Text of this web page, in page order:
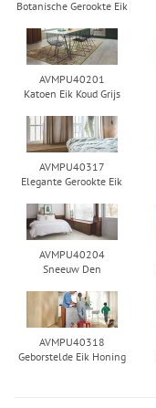
Botanische Gerookte Eik
AVMPU40201
Katoen Eik Koud Grijs
AVMPU40317
Elegante Gerookte Eik
AVMPU40204
Sneeuw Den
AVMPU40318
Geborstelde Eik Honing